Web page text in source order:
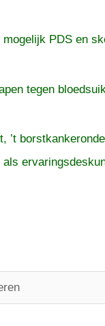
mogelijk PDS en
tegen
’t